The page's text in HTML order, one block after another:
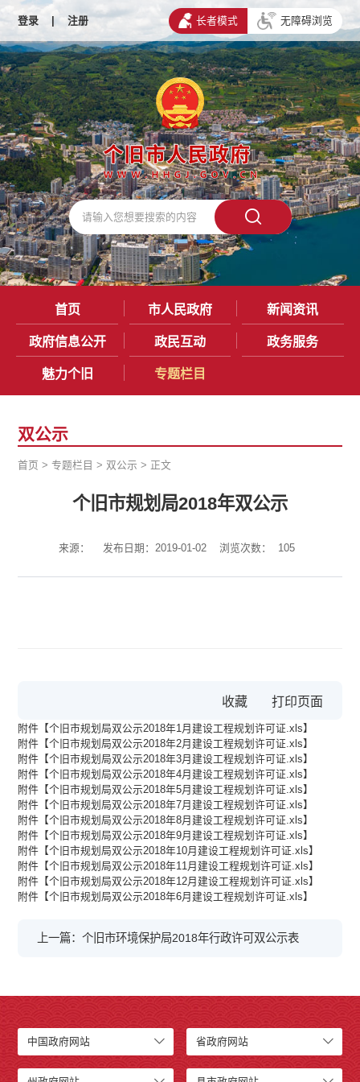
登录 | 注册 长者模式 无障碍浏览
首页 市人民政府 新闻资讯
政府信息公开 政民互动 政务服务
魅力个旧 专题栏目
双公示
首页 >专题栏目 > 双公示 > 正文
个旧市规划局2018年双公示
来源： 发布日期：2019-01-02 浏览次数： 105
收藏
附件【个旧市规划局双公示2018年1月建设工程规划许可证.xls】
附件【个旧市规划局双公示2018年2月建设工程规划许可证.xls】
附件【个旧市规划局双公示2018年3月建设工程规划许可证.xls】
附件【个旧市规划局双公示2018年4月建设工程规划许可证.xls】
附件【个旧市规划局双公示2018年5月建设工程规划许可证.xls】
附件【个旧市规划局双公示2018年7月建设工程规划许可证.xls】
附件【个旧市规划局双公示2018年8月建设工程规划许可证.xls】
附件【个旧市规划局双公示2018年9月建设工程规划许可证.xls】
附件【个旧市规划局双公示2018年10月建设工程规划许可证.xls】
附件【个旧市规划局双公示2018年11月建设工程规划许可证.xls】
附件【个旧市规划局双公示2018年12月建设工程规划许可证.xls】
附件【个旧市规划局双公示2018年6月建设工程规划许可证.xls】
上一篇：个旧市环境保护局2018年行政许可双公示表
中国政府网站 省政府网站